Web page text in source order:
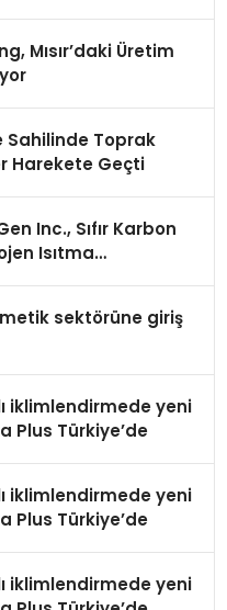
Mısır’daki Üretim
Sahilinde Toprak
Harekete Geçti
Inc., Sıfır Karbon
Isıtma
sektörüne giriş
iklimlendirmede yeni
Plus Türkiye’de
iklimlendirmede yeni
Plus Türkiye’de
iklimlendirmede yeni